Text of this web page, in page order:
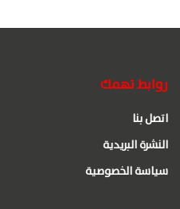
روابط تهمك
اتصل بنا
النشرة البريدية
سياسة الخصوصية